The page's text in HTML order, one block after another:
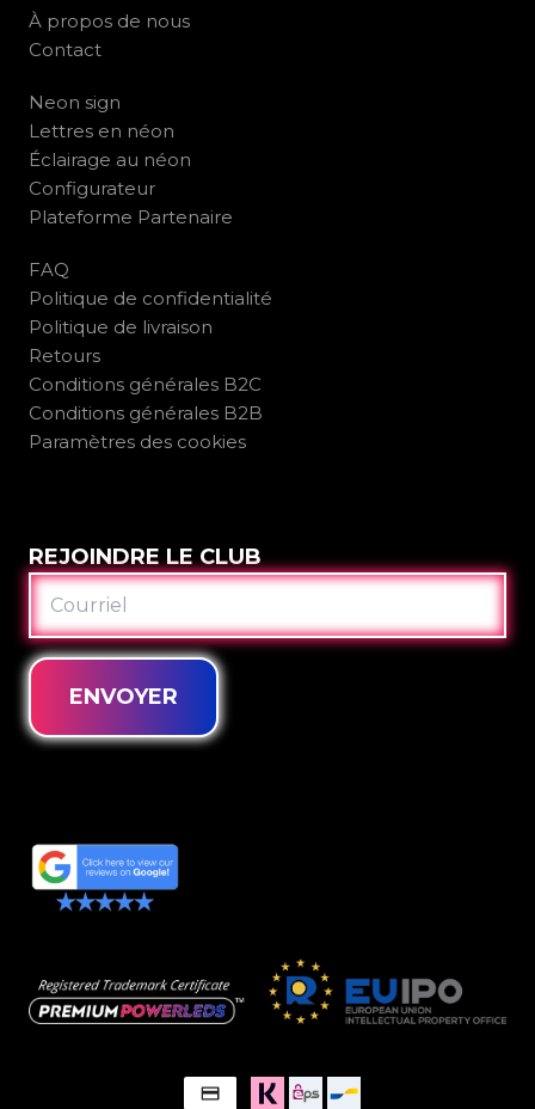
À propos de nous
Contact
Neon sign
Lettres en néon
Éclairage au néon
Configurateur
Plateforme Partenaire
FAQ
Politique de confidentialité
Politique de livraison
Retours
Conditions générales B2C
Conditions générales B2B
Paramètres des cookies
REJOINDRE LE CLUB
COURRIEL
ENVOYER